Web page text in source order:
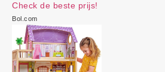
Check de beste prijs!
Bol.com